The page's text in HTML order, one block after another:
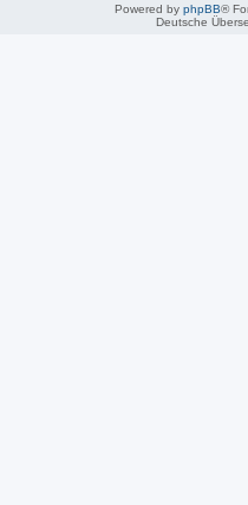
Powered by phpBB®
Deutsche